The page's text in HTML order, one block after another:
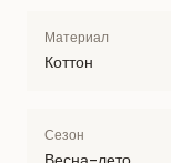
Материал
Коттон
Сезон